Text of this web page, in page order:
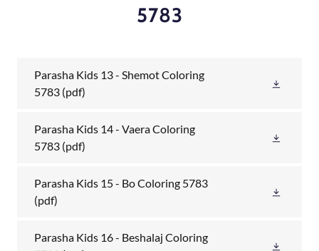
5783
Parasha Kids 13 - Shemot Coloring
5783 (pdf)
Parasha Kids 14 - Vaera Coloring
5783 (pdf)
Parasha Kids 15 - Bo Coloring 5783
(pdf)
Parasha Kids 16 - Beshalaj Coloring